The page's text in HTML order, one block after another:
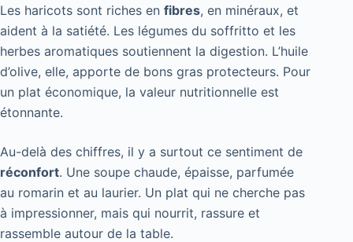
Les haricots sont riches en fibres, en minéraux, et
aident à la satiété. Les légumes du soffritto et les
herbes aromatiques soutiennent la digestion. L’huile
d’olive, elle, apporte de bons gras protecteurs. Pour
un plat économique, la valeur nutritionnelle est
étonnante.
Au-delà des chiffres, il y a surtout ce sentiment de
réconfort. Une soupe chaude, épaisse, parfumée
au romarin et au laurier. Un plat qui ne cherche pas
à impressionner, mais qui nourrit, rassure et
rassemble autour de la table.